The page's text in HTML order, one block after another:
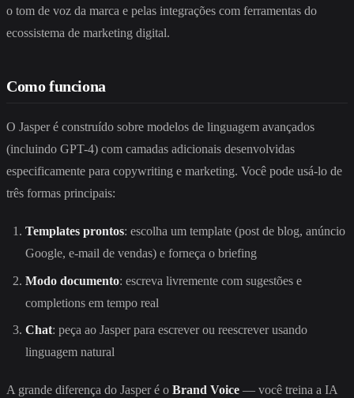
o tom de voz da marca e pelas integrações com ferramentas do
ecossistema de marketing digital.
Como funciona
O Jasper é construído sobre modelos de linguagem avançados
(incluindo GPT-4) com camadas adicionais desenvolvidas
especificamente para copywriting e marketing. Você pode usá-lo de
três formas principais:
Templates prontos: escolha um template (post de blog, anúncio
Google, e-mail de vendas) e forneça o briefing
Modo documento: escreva livremente com sugestões e
completions em tempo real
Chat: peça ao Jasper para escrever ou reescrever usando
linguagem natural
A grande diferença do Jasper é o Brand Voice — você treina a IA